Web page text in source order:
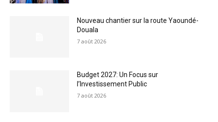
Nouveau chantier sur la route Yaoundé-
Douala
7 août 2026
Budget 2027: Un Focus sur
l’Investissement Public
7 août 2026